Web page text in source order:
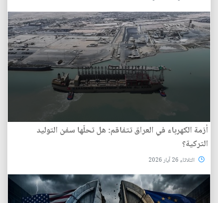
أزمة الكهرباء في العراق تتفاقم: هل تحلّها سفن التوليد
التركية؟
الثلاثاء 26 آيار 2026